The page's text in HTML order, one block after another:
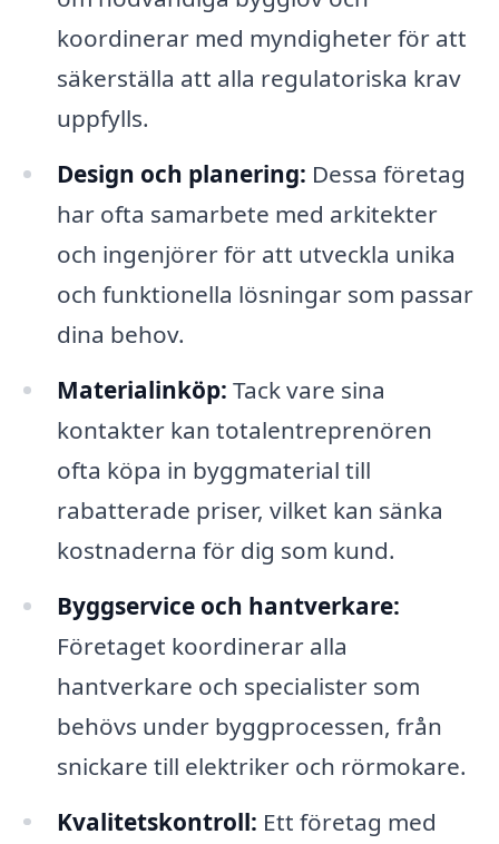
koordinerar med myndigheter för att
säkerställa att alla regulatoriska krav
uppfylls.
Design och planering: Dessa företag
har ofta samarbete med arkitekter
och ingenjörer för att utveckla unika
och funktionella lösningar som passar
dina behov.
Materialinköp: Tack vare sina
kontakter kan totalentreprenören
ofta köpa in byggmaterial till
rabatterade priser, vilket kan sänka
kostnaderna för dig som kund.
Byggservice och hantverkare:
Företaget koordinerar alla
hantverkare och specialister som
behövs under byggprocessen, från
snickare till elektriker och rörmokare.
Kvalitetskontroll: Ett företag med